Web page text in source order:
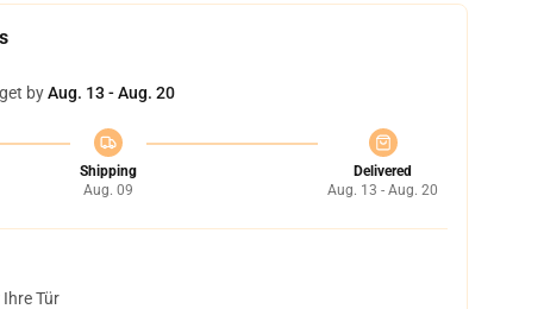
byAug. 13 - Aug. 20
Shipping
Aug. 09
Delivered
Aug. 13 - Aug. 20
Tür